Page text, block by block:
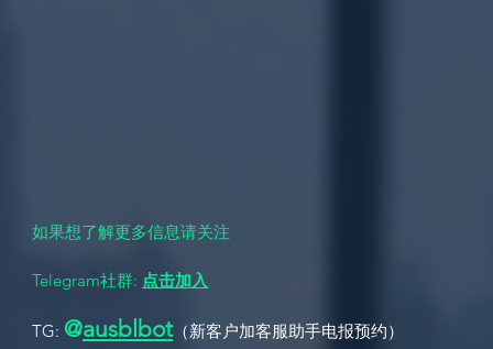
如果想了解更多信息请关注
Telegram社群: 点击加入
TG: @ausbl bot（新客户加客服助手电报预约）